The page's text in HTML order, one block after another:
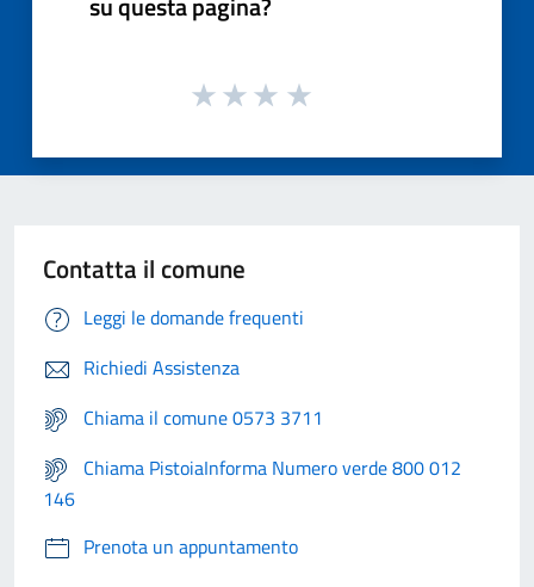
Contatta il comune
Leggi le domande frequenti
Richiedi Assistenza
Chiama il comune 0573 3711
Chiama PistoiaInforma Numero verde 800 012
146
Prenota un appuntamento